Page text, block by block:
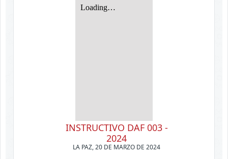
INSTRUCTIVO DAF 003 -
2024
LA PAZ, 20 DE MARZO DE 2024